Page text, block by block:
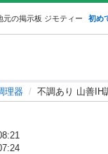
元の掲示板 ジモティー 初め
理器 不調あり 山善IH